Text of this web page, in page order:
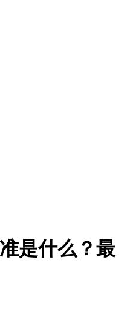
是什么？最